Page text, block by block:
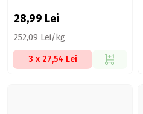
28,99 Lei
252,09 Lei/kg
3 x 27,54 Lei